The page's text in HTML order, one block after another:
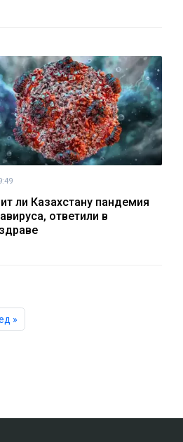
ли Казахстану пандемия
ответили в
»